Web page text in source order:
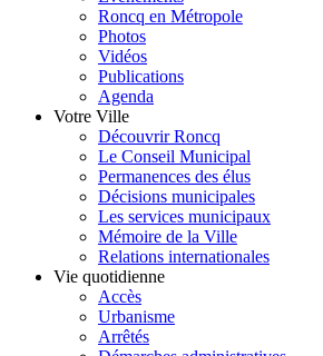
Roncq en Métropole
Photos
Vidéos
Publications
Agenda
Votre Ville
Découvrir Roncq
Le Conseil Municipal
Permanences des élus
Décisions municipales
Les services municipaux
Mémoire de la Ville
Relations internationales
Vie quotidienne
Accès
Urbanisme
Arrêtés